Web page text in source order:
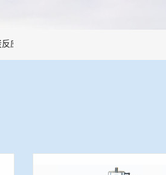
应性制样系统，全部制样过程机械化操作